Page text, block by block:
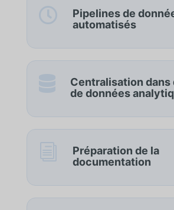

Pipelines de
automatisés

Centralisation dans
de données
i
Préparation de la
documentation